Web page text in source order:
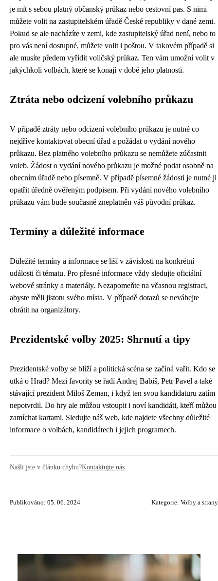
je mít s sebou platný občanský průkaz nebo cestovní pas. S nimi
můžete volit na zastupitelském úřadě České republiky v dané zemi.
Pokud se ale nacházíte v zemi, kde zastupitelský úřad není, nebo to
pro vás není dostupné, můžete volit i poštou. V takovém případě si
ale musíte předem vyřídit voličský průkaz. Ten vám umožní volit v
jakýchkoli volbách, které se konají v době jeho platnosti.
Ztráta nebo odcizení volebního průkazu
V případě ztráty nebo odcizení volebního průkazu je nutné co
nejdříve kontaktovat obecní úřad a požádat o vydání nového
průkazu. Bez platného volebního průkazu se nemůžete zúčastnit
voleb. Žádost o vydání nového průkazu je možné podat osobně na
obecním úřadě nebo písemně. V případě písemné žádosti je nutné ji
opatřit úředně ověřeným podpisem. Při vydání nového volebního
průkazu vám bude současně zneplatněn váš původní průkaz.
Termíny a důležité informace
Důležité termíny a informace se liší v závislosti na konkrétní
události či tématu. Pro přesné informace vždy sledujte oficiální
webové stránky a materiály. Nezapomeňte na včasnou registraci,
abyste měli jistotu svého místa. V případě dotazů se neváhejte
obrátit na organizátory.
Prezidentské volby 2025: Shrnutí a tipy
Prezidentské volby se blíží a politická scéna se začíná vařit. Kdo se
utká o Hrad? Mezi favority se řadí Andrej Babiš, Petr Pavel a také
stávající prezident Miloš Zeman, i když ten svou kandidaturu zatím
nepotvrdil. Do hry ale můžou vstoupit i noví kandidáti, kteří můžou
zamíchat kartami. Sledujte náš web, kde najdete všechny důležité
informace o volbách, kandidátech i jejich programech.
Našli jste v článku chybu?Kontaktujte nás
Publikováno: 05. 06. 2024 Kategorie: Volby a strany